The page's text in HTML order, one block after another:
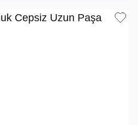
Cepsiz Uzun Paşa